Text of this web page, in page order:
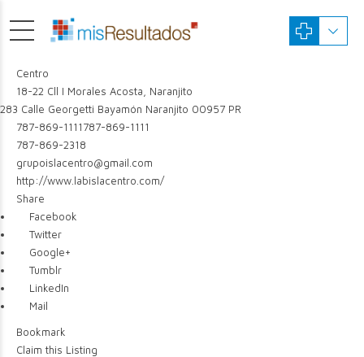
Centro
18-22 Cll I Morales Acosta, Naranjito
283 Calle Georgetti Bayamón Naranjito 00957 PR
787-869-1111787-869-1111
787-869-2318
grupoislacentro@gmail.com
http://www.labislacentro.com/
Share
Facebook
Twitter
Google+
Tumblr
LinkedIn
Mail
Bookmark
Claim this Listing